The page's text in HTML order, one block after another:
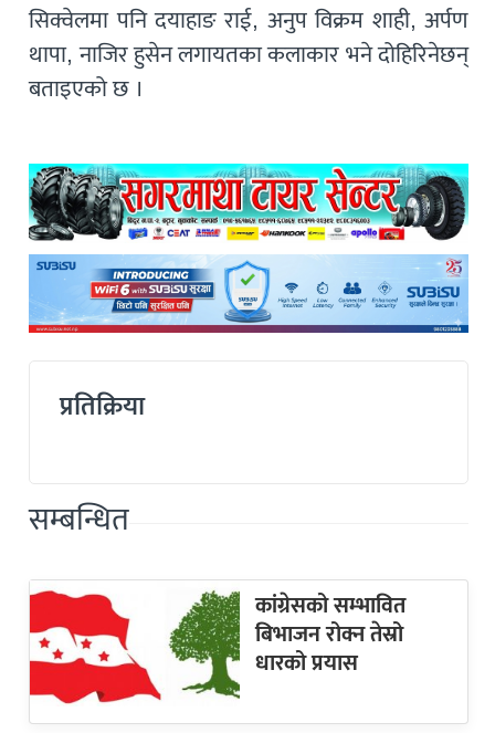
सिक्वेलमा पनि दयाहाङ राई, अनुप विक्रम शाही, अर्पण
थापा, नाजिर हुसेन लगायतका कलाकार भने दोहिरिनेछन्
बताइएको छ ।
प्रतिक्रिया
सम्बन्धित
कांग्रेसको सम्भावित
बिभाजन रोक्न तेस्रो
धारको प्रयास